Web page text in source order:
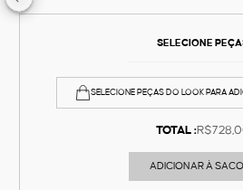
SELECIONE
SELECIONE PEÇAS DO LOOK PARA
TOTAL :
ADICIONAR À